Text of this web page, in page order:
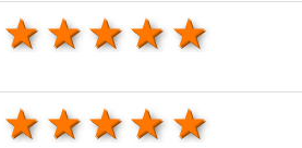
4 stars
3 stars
2 stars
1 star
4 stars
3 stars
2 stars
1 star